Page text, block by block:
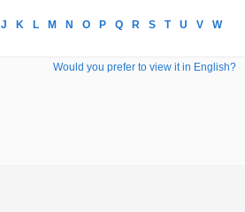
J K L M N O P Q R S T U V
W
Would you prefer to view it in English?